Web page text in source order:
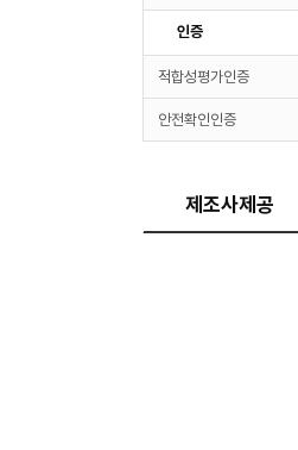
인증
적합성평가인증
안전확인인증
제조사제공